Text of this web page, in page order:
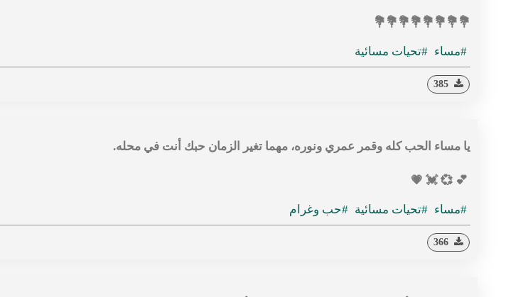
💐💐💐💐💐💐💐💐
#مساء #تحيات مسائية
يا مساء الحب كله وقمر عمري ونوره، مهما تغير الزمان حبك أنت في محله.
💕 💞 💓 💗
#مساء #تحيات مسائية #حب وغرام